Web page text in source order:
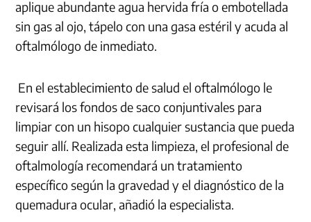
aplique abundante agua hervida fría o embotellada
sin gas al ojo, tápelo con una gasa estéril y acuda al
oftalmólogo de inmediato.
En el establecimiento de salud el oftalmólogo le
revisará los fondos de saco conjuntivales para
limpiar con un hisopo cualquier sustancia que pueda
seguir allí. Realizada esta limpieza, el profesional de
oftalmología recomendará un tratamiento
específico según la gravedad y el diagnóstico de la
quemadura ocular, añadió la especialista.